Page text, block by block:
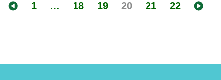
1 … 18 19 20 21 22